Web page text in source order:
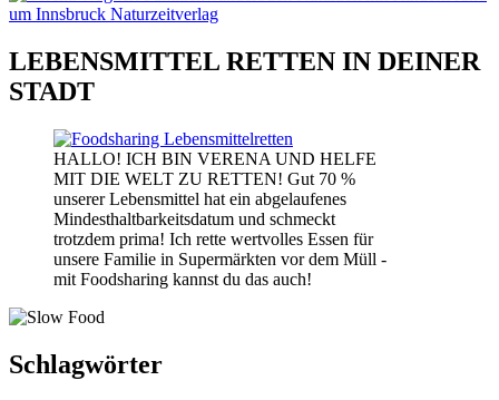
LEBENSMITTEL RETTEN IN DEINER
STADT
HALLO! ICH BIN VERENA UND HELFE
MIT DIE WELT ZU RETTEN! Gut 70 %
unserer Lebensmittel hat ein abgelaufenes
Mindesthaltbarkeitsdatum und schmeckt
trotzdem prima! Ich rette wertvolles Essen für
unsere Familie in Supermärkten vor dem Müll -
mit Foodsharing kannst du das auch!
Schlagwörter